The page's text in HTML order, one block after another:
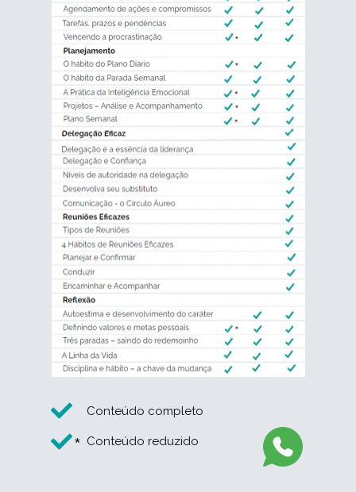
*
Conteúdo completo
Conteúdo reduzido